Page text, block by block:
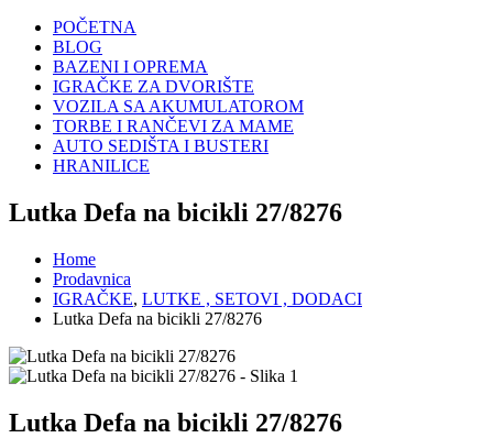
POČETNA
BLOG
BAZENI I OPREMA
IGRAČKE ZA DVORIŠTE
VOZILA SA AKUMULATOROM
TORBE I RANČEVI ZA MAME
AUTO SEDIŠTA I BUSTERI
HRANILICE
Lutka Defa na bicikli 27/8276
Home
Prodavnica
IGRAČKE, LUTKE , SETOVI , DODACI
Lutka Defa na bicikli 27/8276
Lutka Defa na bicikli 27/8276